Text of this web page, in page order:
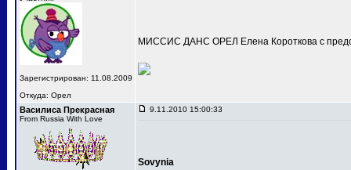
Зарегистрирован: 11.08.2009
Откуда: Орел
МИССИС ДАНС ОРЕЛ Елена Короткова с
Василиса Прекрасная
From Russia With Love
9.11.2010 15:00:33
Sovynia